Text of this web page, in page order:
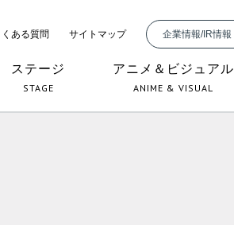
くある質問 サイトマップ 企業情報/IR情報
ステージ
STAGE
アニメ＆ビジュアル
ANIME & VISUAL